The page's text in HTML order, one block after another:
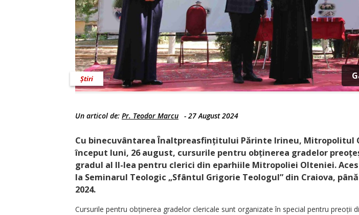
Știri
Un articol de: Pr. Teodor Marcu - 27 August 2024
Cu binecuvântarea Înaltprea­sfin­țitului Părinte Irineu, Mitropolitul
început luni, 26 august, cursurile pentru obținerea gradelor
gradul al II-lea pentru clerici din eparhiile Mitropoliei Olteniei.
la Seminarul Teologic „Sfântul Grigorie Teologul” din Craiova,
2024.
Cursurile pentru obținerea gradelor clericale sunt organizate în special pentru preoții